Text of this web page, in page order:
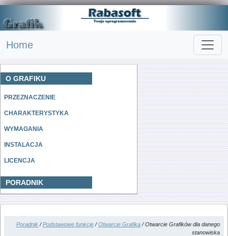
Home
O GRAFIKU
PRZEZNACZENIE
CHARAKTERYSTYKA
WYMAGANIA
INSTALACJA
LICENCJA
PORADNIK
Poradnik /Podstawowe funkcje /Otwarcie Grafika / Otwarcie Grafików dla danego
stanowiska